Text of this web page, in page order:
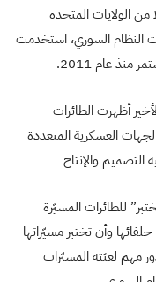
الولايات المتحدة
النظام السوري، استخدمت
أظهرت الطائرات
العسكرية المتعددة
والإنتاج
للطائرات المسيّرة
وأن تختبر مسيّراتها
مهم لعبَته المسيّرات